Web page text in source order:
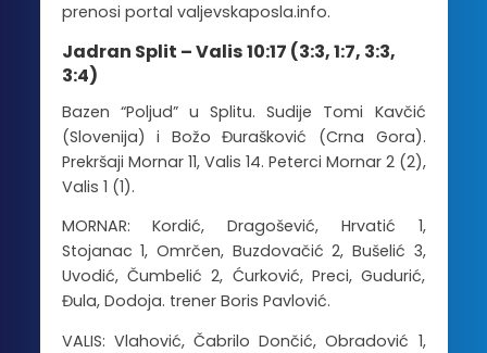
prenosi portal valjevskaposla.info.
Jadran Split – Valis 10:17 (3:3, 1:7, 3:3,
3:4)
Bazen “Poljud” u Splitu. Sudije Tomi Kavčić
(Slovenija) i Božo Đurašković (Crna Gora).
Prekršaji Mornar 11, Valis 14. Peterci Mornar 2 (2),
Valis 1 (1).
MORNAR: Kordić, Dragošević, Hrvatić 1,
Stojanac 1, Omrčen, Buzdovačić 2, Bušelić 3,
Uvodić, Čumbelić 2, Ćurković, Preci, Gudurić,
Đula, Dodoja. trener Boris Pavlović.
VALIS: Vlahović, Čabrilo Dončić, Obradović 1,